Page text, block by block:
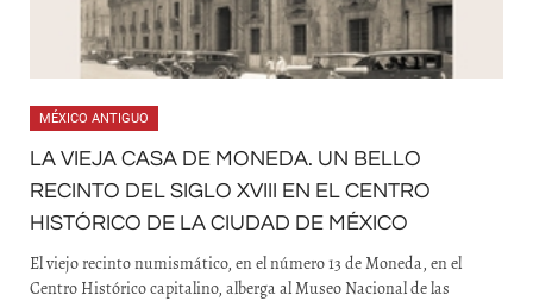
MÉXICO ANTIGUO
LA VIEJA CASA DE MONEDA. UN BELLO
RECINTO DEL SIGLO XVIII EN EL CENTRO
HISTÓRICO DE LA CIUDAD DE MÉXICO
El viejo recinto numismático, en el número 13 de Moneda, en el
Centro Histórico capitalino, alberga al Museo Nacional de las